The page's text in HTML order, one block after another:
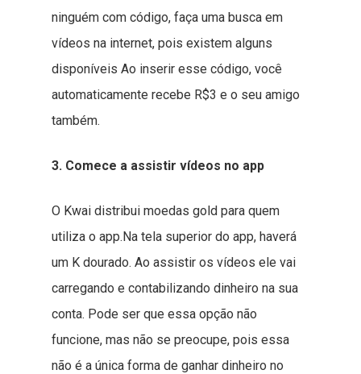
ninguém com código, faça uma busca em
vídeos na internet, pois existem alguns
disponíveis Ao inserir esse código, você
automaticamente recebe R$3 e o seu amigo
também.
3. Comece a assistir vídeos no app
O Kwai distribui moedas gold para quem
utiliza o app.Na tela superior do app, haverá
um K dourado. Ao assistir os vídeos ele vai
carregando e contabilizando dinheiro na sua
conta. Pode ser que essa opção não
funcione, mas não se preocupe, pois essa
não é a única forma de ganhar dinheiro no